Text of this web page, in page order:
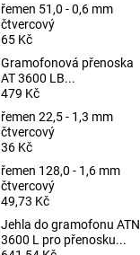
řemen 51,0 - 0,6 mm
čtvercový
65 Kč
Gramofonová přenoska
AT 3600 LB...
479 Kč
řemen 22,5 - 1,3 mm
čtvercový
36 Kč
řemen 128,0 - 1,6 mm
čtvercový
49,73 Kč
Jehla do gramofonu ATN
3600 L pro přenosku...